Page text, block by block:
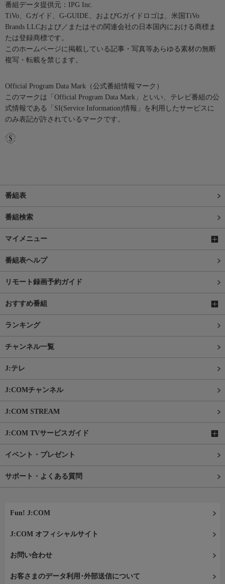
番組データ提供元：IPG Inc.
TiVo、Gガイド、G-GUIDE、およびGガイドロゴは、米国TiVo
Brands LLCおよび／またはその関連会社の日本国内における商標ま
たは登録商標です。
このホームページに掲載している記事・写真等あらゆる素材の無断
複写・転載を禁じます。
Official Program Data Mark（公式番組情報マーク）
このマークは「Official Program Data Mark」といい、テレビ番組の公
式情報である「SI(Service Information)情報」を利用したサービスに
のみ表記が許されているマークです。
番組表
番組検索
マイメニュー
番組表ヘルプ
リモート録画予約ガイド
おすすめ番組
ランキング
チャンネル一覧
J:テレ
J:COMチャンネル
J:COM STREAM
J:COM TVサービスガイド
イベント・プレゼント
サポート・よくある質問
Fun! J:COM
J:COM オフィシャルサイト
お問い合わせ
お客さまのデータ利用･外部送信について